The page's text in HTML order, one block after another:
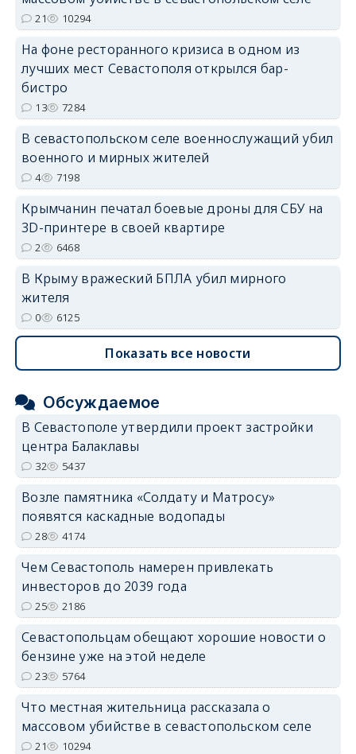
erid: 2SDnjdvhGXG
21 10294
На фоне ресторанного кризиса в одном из
лучших мест Севастополя открылся бар-
бистро
13 7284
В севастопольском селе военнослужащий убил
военного и мирных жителей
4 7198
Крымчанин печатал боевые дроны для СБУ на
3D-принтере в своей квартире
2 6468
В Крыму вражеский БПЛА убил мирного
жителя
0 6125
Показать все новости
Обсуждаемое
В Севастополе утвердили проект застройки
центра Балаклавы
32 5437
Возле памятника «Солдату и Матросу»
появятся каскадные водопады
28 4174
Чем Севастополь намерен привлекать
инвесторов до 2039 года
25 2186
Севастопольцам обещают хорошие новости о
бензине уже на этой неделе
23 5764
Что местная жительница рассказала о
массовом убийстве в севастопольском селе
21 10294